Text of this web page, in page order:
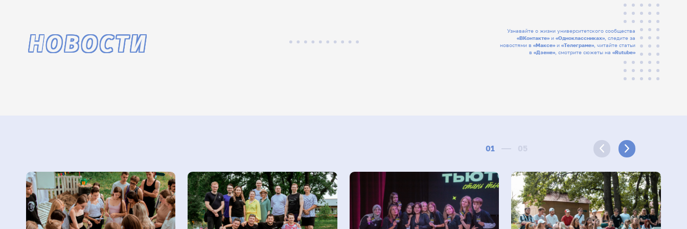
Узнавайте о жизни университетского сообщества
«ВКонтакте» и«Одноклассниках» , следите за
новостями в«Максе» и«Телеграме» , читайте статьи
в«Дзене» , смотрите сюжеты на«Rutube»
НОВОСТИ
01 05